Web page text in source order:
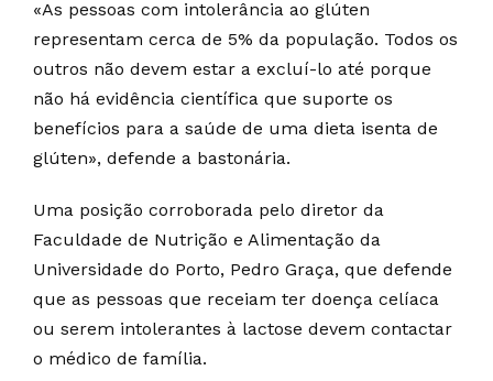
«As pessoas com intolerância ao glúten
representam cerca de 5% da população. Todos os
outros não devem estar a excluí-lo até porque
não há evidência científica que suporte os
benefícios para a saúde de uma dieta isenta de
glúten», defende a bastonária.
Uma posição corroborada pelo diretor da
Faculdade de Nutrição e Alimentação da
Universidade do Porto, Pedro Graça, que defende
que as pessoas que receiam ter doença celíaca
ou serem intolerantes à lactose devem contactar
o médico de família.